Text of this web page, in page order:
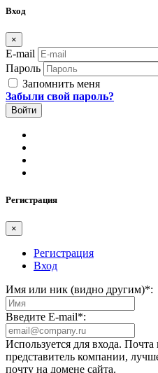
Вход
×
E-mail
Пароль
Запомнить меня
Забыли свой пароль?
Регистрация
×
Регистрация
Вход
Имя или ник (видно другим)*:
Введите E-mail*:
Используется для входа.
представитель компании,
почту на домене сайта.